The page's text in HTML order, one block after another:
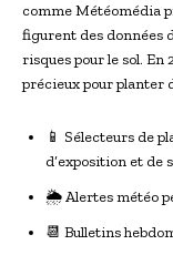
comme Météomédia
figurent des données
risques pour le sol.
précieux pour planter
📱 Sélecteurs de
d’exposition et de
🌦 Alertes météo
📆 Bulletins